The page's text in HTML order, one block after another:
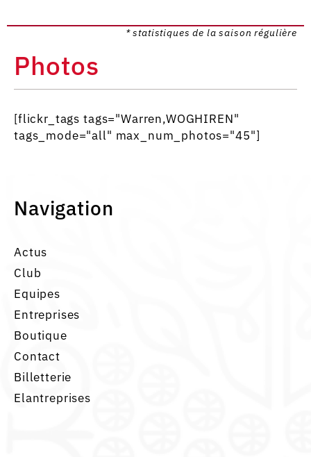
* statistiques de la saison régulière
Photos
[flickr_tags tags="Warren,WOGHIREN"
tags_mode="all" max_num_photos="45"]
Navigation
Actus
Club
Equipes
Entreprises
Boutique
Contact
Billetterie
Elantreprises